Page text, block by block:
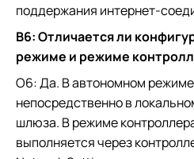
поддержания интернет-
В6: Отличается ли
режиме и режиме
О6: Да. В автономном
непосредственно в
шлюза. В режиме
выполняется через